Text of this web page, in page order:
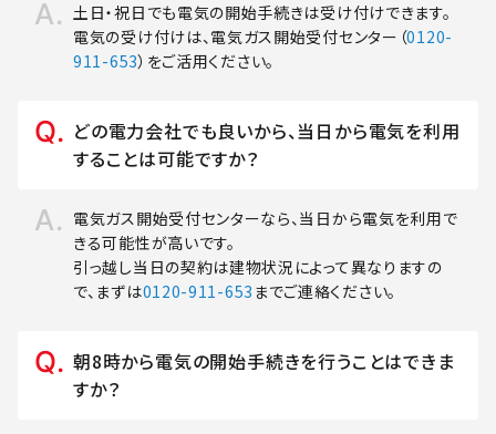
土日・祝日でも電気の開始手続きは受け付けできます。
電気の受け付けは、電気ガス開始受付センター（0120-
911-653）をご活用ください。
どの電力会社でも良いから、当日から電気を利用
することは可能ですか？
電気ガス開始受付センターなら、当日から電気を利用で
きる可能性が高いです。
引っ越し当日の契約は建物状況によって異なりますの
で、まずは0120-911-653 までご連絡ください。
朝8時から電気の開始手続きを行うことはできま
すか？